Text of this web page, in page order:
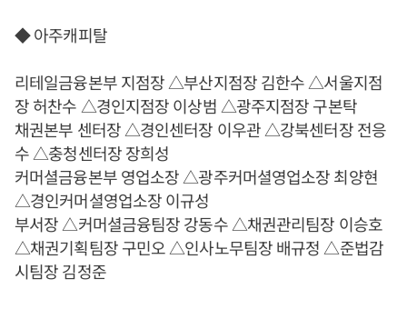
◆ 아주캐피탈
리테일금융본부 지점장 △부산지점장 김한수 △서울지점
장 허찬수 △경인지점장 이상범 △광주지점장 구본탁
채권본부 센터장 △경인센터장 이우관 △강북센터장 전응
수 △충청센터장 장희성
커머셜금융본부 영업소장 △광주커머셜영업소장 최양현
△경인커머셜영업소장 이규성
부서장 △커머셜금융팀장 강동수 △채권관리팀장 이승호
△채권기획팀장 구민오 △인사노무팀장 배규정 △준법감
시팀장 김정준